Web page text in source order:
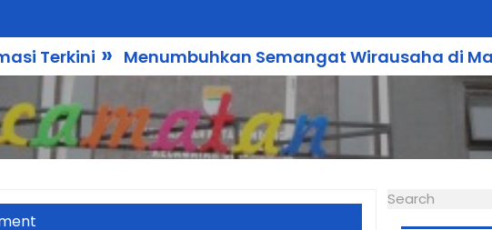
Terkini » Menumbuhkan Semangat Wirausaha di
Search